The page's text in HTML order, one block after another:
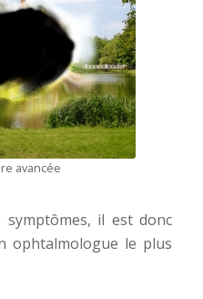
avancée
symptômes, il est donc
ophtalmologue le plus